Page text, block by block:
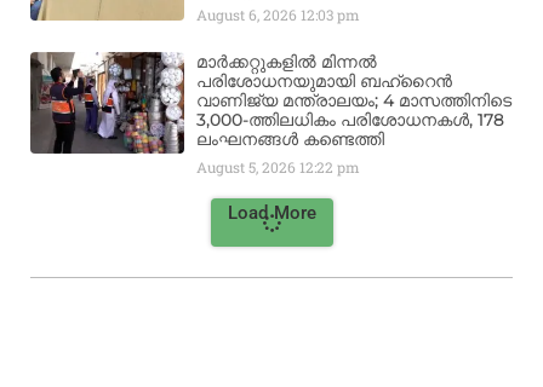
August 6, 2026 12:03 pm
മാർക്കറ്റുകളിൽ മിന്നൽ
പരിശോധനയുമായി ബഹ്‌റൈൻ
വാണിജ്യ മന്ത്രാലയം; 4 മാസത്തിനിടെ
3,000-ത്തിലധികം പരിശോധനകൾ, 178
ലംഘനങ്ങൾ കണ്ടെത്തി
August 5, 2026 12:22 pm
Load More